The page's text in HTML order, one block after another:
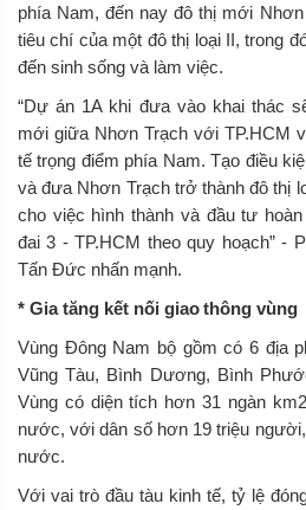
phía Nam, đến nay đô thị mới
tiêu chí của một đô thị loại II, trong
đến sinh sống và làm việc.
“Dự án 1A khi đưa vào khai thác
mới giữa Nhơn Trạch với TP.HCM
tế trọng điểm phía Nam. Tạo điều
và đưa Nhơn Trạch trở thành đô thị
cho việc hình thành và đầu tư
đai 3 - TP.HCM theo quy hoạch” -
Tấn Đức nhấn mạnh.
* Gia tăng kết nối giao thông vùng
Vùng Đông Nam bộ gồm có 6 địa
Vũng Tàu, Bình Dương, Bình
Vùng có diện tích hơn 31 ngàn
nước, với dân số hơn 19 triệu
nước.
Với vai trò đầu tàu kinh tế, tỷ lệ